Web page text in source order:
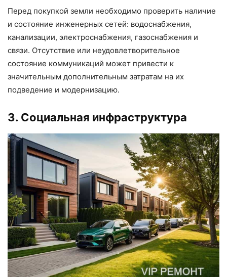
Перед покупкой земли необходимо проверить наличие
и состояние инженерных сетей: водоснабжения,
канализации, электроснабжения, газоснабжения и
связи. Отсутствие или неудовлетворительное
состояние коммуникаций может привести к
значительным дополнительным затратам на их
подведение и модернизацию.
3. Социальная инфраструктура